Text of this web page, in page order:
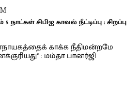
நாட்கள் சிபிஐ காவல் நீட்டிப்பு : சிறப்பு